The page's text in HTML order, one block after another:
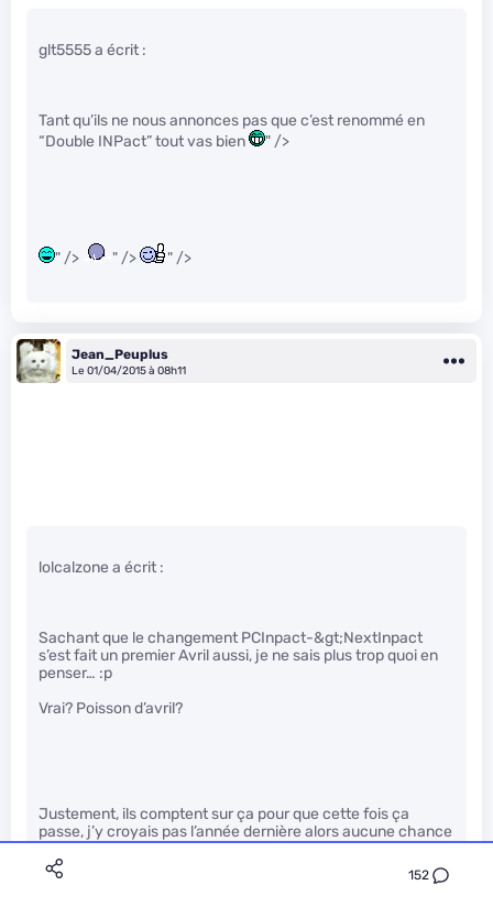
152
glt5555 a écrit :
Tant qu’ils ne nous annonces pas que c’est renommé en
“Double INPact” tout vas bien
" />
" /> " /> " />
Jean_Peuplus
Le 01/04/2015 à 08h11
lolcalzone a écrit :
Sachant que le changement PCInpact-&gt;NextInpact
s’est fait un premier Avril aussi, je ne sais plus trop quoi en
penser… :p
Vrai? Poisson d’avril?
Justement, ils comptent sur ça pour que cette fois ça
passe, j’y croyais pas l’année dernière alors aucune chance
que j’y crois cette année